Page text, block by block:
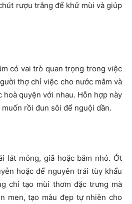
rượu trắng để khử mùi và giúp
có vai trò quan trọng trong việc
thợ chỉ việc cho nước mắm và
quyện với nhau. Hỗn hợp này
rồi đun sôi để nguội dần.
lát mỏng, giã hoặc băm nhỏ. Ớt
hoặc để nguyên trái tùy khẩu
chỉ tạo mùi thơm đặc trưng mà
men, tạo màu đẹp tự nhiên cho